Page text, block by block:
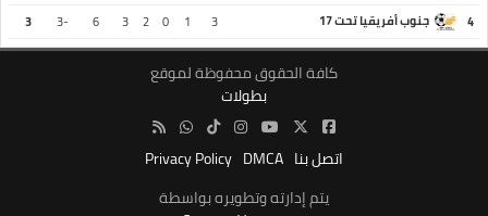
4
جنوب أفريقيا تحت 17 3
1
0
2
3
6
-3
3
كافة الحقوق محفوظة لموقع
بطولات
اتصل بنا DMCA
Privacy Policy
يتم إدارته وتطويره بواسطة